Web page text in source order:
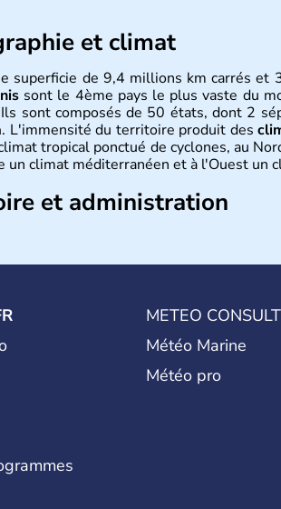
et climat
superficie de 9,4 millions km carrés et
sont le 4ème pays le plus vaste du
sont composés de 50 états, dont 2
. L'immensité du territoire produit des
tropical ponctué de cyclones, au
un climat méditerranéen et à l'Ouest un
et administration
en 1776 et adoptent leur
de l'Ouest marque ensuite l'entrée dans
METEO CONSULT
Météo Marine
Météo pro